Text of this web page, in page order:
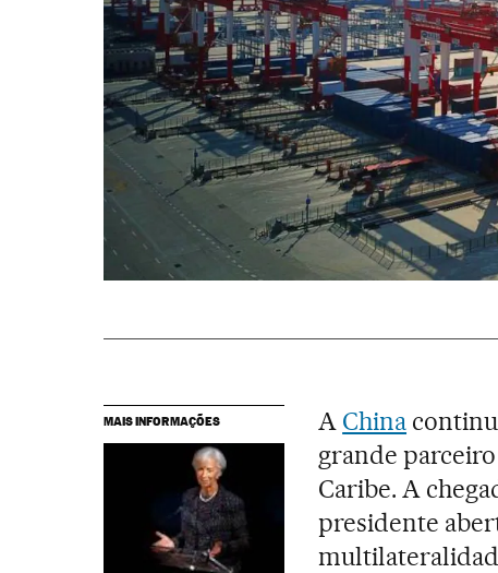
MAIS INFORMAÇÕES A China
grande
Caribe. A
presidente